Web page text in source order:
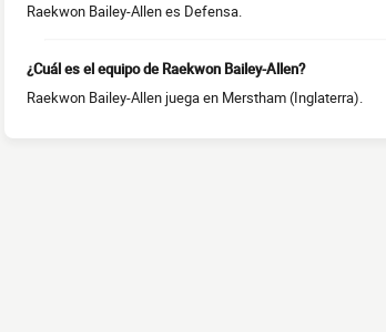
Raekwon Bailey-Allen es Defensa.
¿Cuál es el equipo de Raekwon Bailey-Allen?
Raekwon Bailey-Allen juega en Merstham (Inglaterra).